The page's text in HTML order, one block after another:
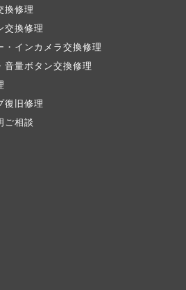
換修理
交換修理
・インカメラ交換修理
音量ボタン交換修理
復旧修理
ご相談